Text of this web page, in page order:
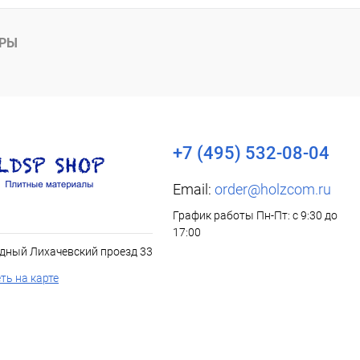
Лихачевский проезд 33
на карте
+7 (495) 532-08-04
Email: order@holzcom.ru
График работы Пн-Пт: с 9:30 до
17:00